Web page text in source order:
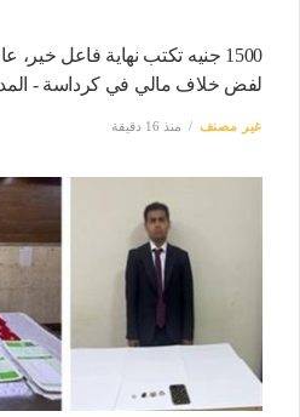
1500 جنيه تكتب نهاية فاعل
لفض خلاف مالي في كرداسة -
غير مصنف منذ 16 دقيقة